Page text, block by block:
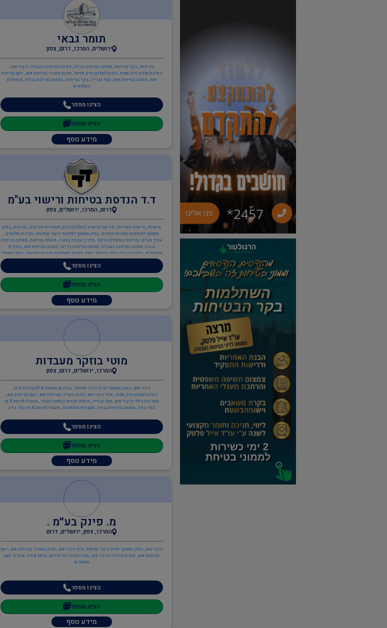
תומר גבאי
ירושלים, המרכז, דרום, צפון
בטיחות , בקר בטיחות , ממונה בטיחות בבניה , ממונה בטיחות בעבודה , כיבוי אש ,
כתיבה/עדכון תיק שטח , כתיבה/עדכון תיק מפעל , תכנון מערכי בטיחות אש , יועץ בטיחות
אש , ממונה בטיחות אש , ענף הבנייה , בקר בטיחות , ממונה בטיחות בבניה , מהנדסים
והנדסאים
הציגו מספר
פנייה מהירה
מידע נוסף
ד.ד הנדסת בטיחות ורישוי בע"מ
דרום, המרכז, ירושלים, צפון
נגישות , נגישות השירות , מורשה נגישות מתו"ס (מבנים, תשתיות וסביבה) , בטיחות , בודק
מוסמך לאולמות ומגרשי ספורט , בודק מוסמך למתקני כושר וספורט , הדרכת מלגזנים ,
עורך מבדקי בטיחות במוסדות חינוך , מדריך עבודה בגובה , מהנדס בטיחות , ממונה בטיחות
בבניה , ממונה בטיחות בעבודה , ממונה בטיחות קרינה , ממונה בטיחות אש , בודקים
מוסמכים , בדיקת קרינה בלתי מייננת , בודק מוסמך לאולמות ומגרשי ספורט , בודק מוסמך
לציוד כיבוי מטלטל , בודק מוסמך למזון , בודק מוסמך למתקני כושר וספורט , בודק מוסמך
למתקני כלבים , בודק מוסמך למתקני משחקים , כיבוי אש , ניהול אסונות ומצבי חירום ,
בודק מוסמך לציוד כיבוי מטלטל , כתיבה/עדכון תיק שטח , כתיבה/עדכון תיק מפעל , הקמה,
הכנה ותרגול צוותי חירום מפעליים , ציוד כיבוי אש , תכנון מערכי בטיחות אש , יועץ
בטיחות אש , ממונה בטיחות אש , מהנדסים והנדסאים , מהנדס מזון , מהנדס מבנים
קונסטרוקטור , מהנדסי בטיחות
הציגו מספר
פנייה מהירה
מידע נוסף
מוטי בוזקר מעבדות
המרכז, ירושלים, דרום, צפון
כיבוי אש , בודק מוסמך לציוד כיבוי מטלטל , בודקים מוסמכים למערכות מים ,
כתיבה/עדכון תיק שטח , ציוד כיבוי אש , תכנון מערכי בטיחות אש , יועץ בטיחות אש ,
מערכות גילוי וכיבוי אש , ענף הבנייה , מהנדס מבנים קונסטרוקטור , מעבדה לטופס 4 או
גמר בניה , ממונה בטיחות בבניה , מעבדות מוסמכות , מעבדה לטופס 4 או גמר בניה
הציגו מספר
פנייה מהירה
מידע נוסף
מ. פינק בע״מ .
המרכז, צפון, ירושלים, דרום
כיבוי אש , בודק מוסמך לציוד כיבוי מטלטל , ציוד כיבוי אש , תכנון מערכי בטיחות אש , יועץ
בטיחות אש , מערכות גילוי וכיבוי אש , מערכות כריזת חירום , מיזוג אוויר, שחרור עשן
ומנדפים
הציגו מספר
פנייה מהירה
מידע נוסף